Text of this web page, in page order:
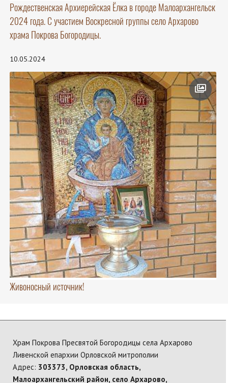
Рождественская Архиерейская Ёлка в городе Малоархангельск
2024 года. С участием Воскресной группы село Архарово
храма Покрова Богородицы.
10.05.2024
Живоносный источник!
Храм Покрова Пресвятой Богородицы села Архарово
Ливенской епархии Орловской митрополии
Адрес: 303373, Орловская область,
Малоархангельский район, село Архарово,